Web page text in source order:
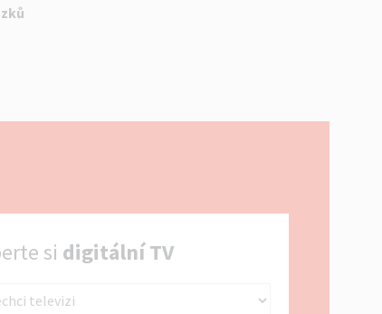
si digitální TV
si digitální TV